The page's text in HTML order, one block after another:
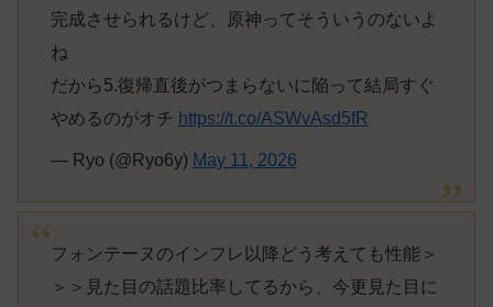
完成させられるけど、原神ってそういうのないよ
ね
だから5.復帰直後がつまらないに陥って結局すぐ
やめるのがオチ https://t.co/ASWvAsd5fR
— Ryo (@Ryo6y) May 11, 2026
フォンテーヌのインフレ以降どう考えても性能＞
＞＞見た目の話題比率してるから、今更見た目に